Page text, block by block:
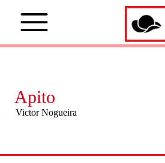
Apito
Victor Nogueira